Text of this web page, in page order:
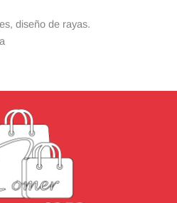
diseño de rayas.